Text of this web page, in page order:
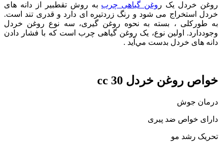
روغن خردل یک ر وغن گیاهی چرب به روش تقطبیر از دانه های
خردل استخراج می شود و رنگ زردتیره ای دارد و قدری تند است.
به طورکلی ، بسته به نحوه روغن گیری، سه نوع روغن خردل
وجوددارد. اولین نوع، یک روغن گیاهی چرب است که با فشار دادن
دانه های خردل بدست مي‌آيد .
خواص روغن خردل 30 cc
درمان جوش
دارای خواص ضد پیری
تحریک رشد مو